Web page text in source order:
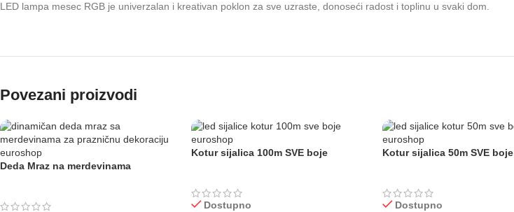
LED lampa mesec RGB je univerzalan i kreativan poklon za sve uzraste, donoseći radost i toplinu u svaki dom.
Povezani proizvodi
Deda Mraz na merdevinama
Kotur sijalica 100m SVE boje
Dostupno
Kotur sijalica 50m SVE boje
Dostupno